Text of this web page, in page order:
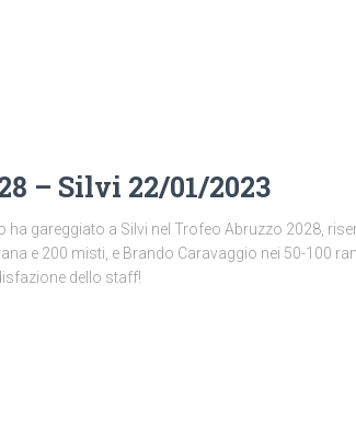
– Silvi 22/01/2023
ha gareggiato a Silvi nel Trofeo Abruzzo 2028,
e 200 misti, e Brando Caravaggio nei 50-100
dello staff!